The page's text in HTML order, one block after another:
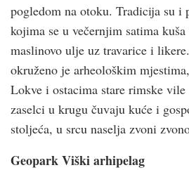
pogledom na otoku. Tradicija su i
kojima se u večernjim satima
maslinovo ulje uz travarice i
okruženo je arheološkim
Lokve i ostacima stare rimske
zaselci u krugu čuvaju kuće i
stoljeća, u srcu naselja zvoni
Geopark Viški arhipelag